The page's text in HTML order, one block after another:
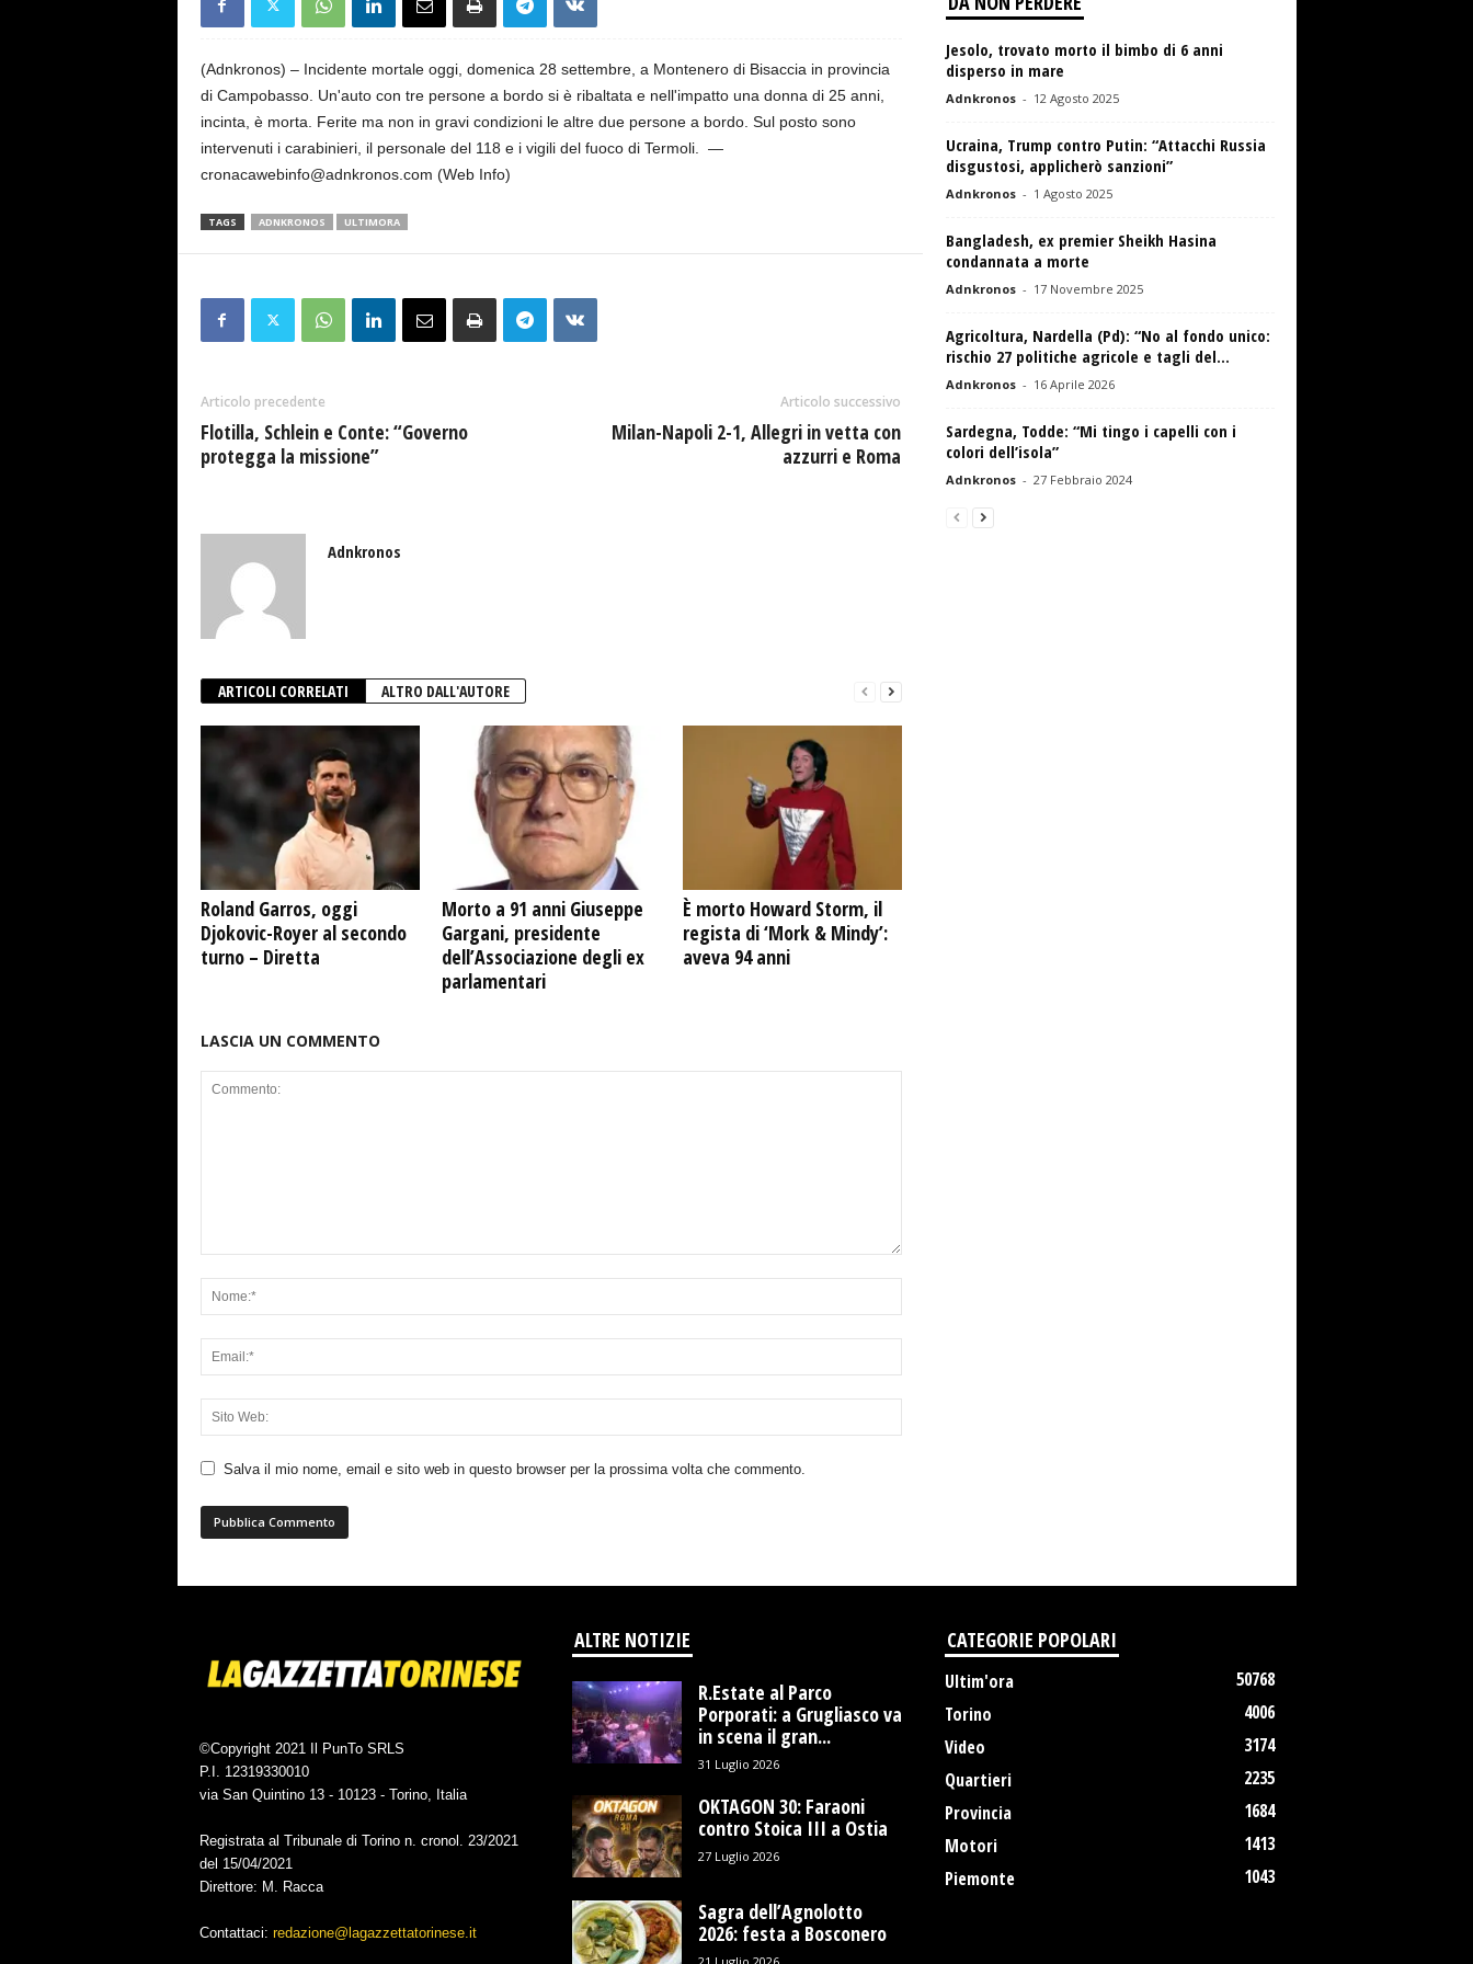
(Adnkronos) – Incidente mortale oggi, domenica 28 settembre, a Montenero di Bisaccia in provincia
di Campobasso. Un'auto con tre persone a bordo si è ribaltata e nell'impatto una donna di 25 anni,
incinta, è morta. Ferite ma non in gravi condizioni le altre due persone a bordo. Sul posto sono
intervenuti i carabinieri, il personale del 118 e i vigili del fuoco di Termoli. —
cronacawebinfo@adnkronos.com (Web Info)
TAGS ADNKRONOS ULTIMORA
Articolo precedente
Flotilla, Schlein e Conte: “Governo
protegga la missione”
Articolo successivo
Milan-Napoli 2-1, Allegri in vetta con
azzurri e Roma
Adnkronos
ARTICOLI CORRELATI ALTRO DALL'AUTORE
Roland Garros, oggi
Djokovic-Royer al secondo
turno – Diretta
Morto a 91 anni Giuseppe
Gargani, presidente
dell’Associazione degli ex
parlamentari
È morto Howard Storm, il
regista di ‘Mork & Mindy’:
aveva 94 anni
LASCIA UN COMMENTO
Salva il mio nome, email e sito web in questo browser per la prossima volta che commento.
Jesolo, trovato morto il bimbo di 6 anni
disperso in mare
Adnkronos - 12 Agosto 2025
Ucraina, Trump contro Putin: “Attacchi Russia
disgustosi, applicherò sanzioni”
Adnkronos - 1 Agosto 2025
Bangladesh, ex premier Sheikh Hasina
condannata a morte
Adnkronos - 17 Novembre 2025
Agricoltura, Nardella (Pd): “No al fondo unico:
rischio 27 politiche agricole e tagli del...
Adnkronos - 16 Aprile 2026
Sardegna, Todde: “Mi tingo i capelli con i
colori dell’isola”
Adnkronos - 27 Febbraio 2024
©Copyright 2021 Il PunTo SRLS
P.I. 12319330010
via San Quintino 13 - 10123 - Torino, Italia
Registrata al Tribunale di Torino n. cronol. 23/2021
del 15/04/2021
Direttore: M. Racca
Contattaci: redazione@lagazzettatorinese.it
ALTRE NOTIZIE
R.Estate al Parco
Porporati: a Grugliasco va
in scena il gran...
31 Luglio 2026
OKTAGON 30: Faraoni
contro Stoica III a Ostia
27 Luglio 2026
Sagra dell’Agnolotto
2026: festa a Bosconero
CATEGORIE POPOLARI
Ultim'ora
50768
Torino
4006
Video
3174
Quartieri
2235
Provincia
1684
Motori
1413
Piemonte
1043